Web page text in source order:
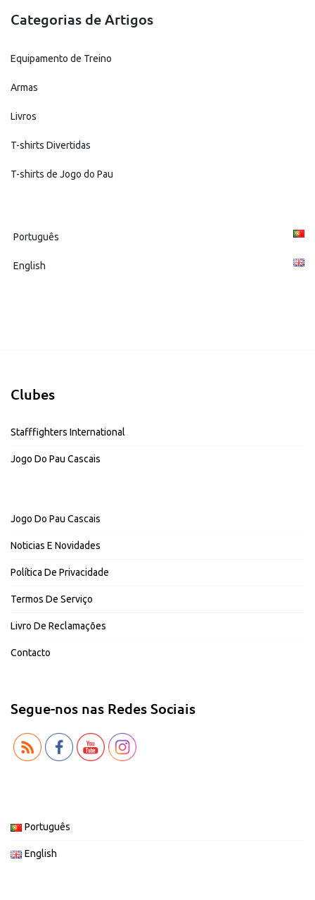
Categorias de Artigos
Equipamento de Treino
Armas
Livros
T-shirts Divertidas
T-shirts de Jogo do Pau
Português
English
Clubes
Stafffighters International
Jogo Do Pau Cascais
Jogo Do Pau Cascais
Noticias E Novidades
Política De Privacidade
Termos De Serviço
Livro De Reclamações
Contacto
Segue-nos nas Redes Sociais
Português
English